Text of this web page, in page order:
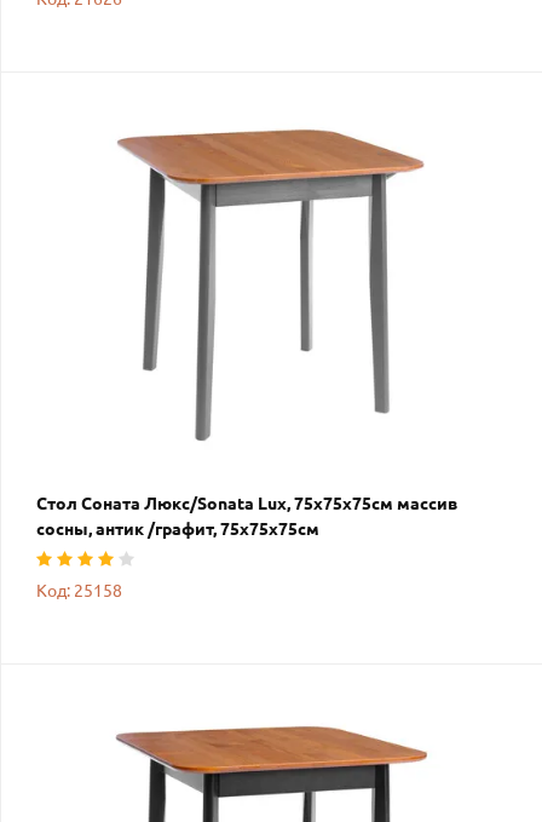
Стол Соната Люкс/Sonata Lux, 75х75х75см массив
сосны, антик /графит, 75х75х75см
Код: 25158